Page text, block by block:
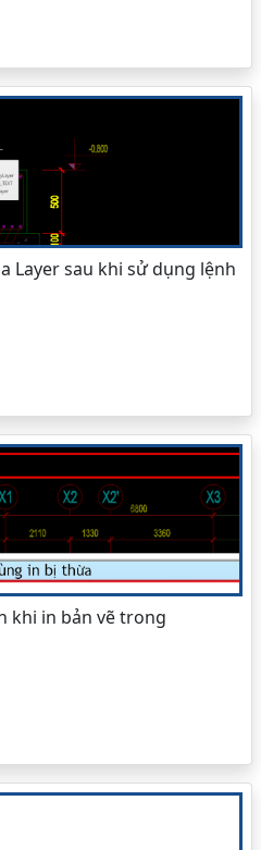
Layer sau khi sử dụng lệnh
khi in bản vẽ trong